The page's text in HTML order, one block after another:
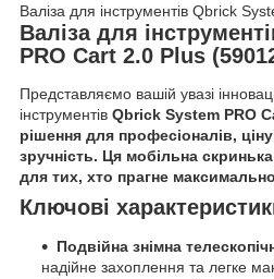
Валіза для інструментів Qbrick
Валіза для
PRO Cart 2.0 Plus
Представляємо вашій увазі
інструментів Qbrick System PRO
рішення для професіоналів,
зручність. Ця мобільна
для тих, хто прагне
Ключові
Подвійна знімна
надійне захоплення та легке